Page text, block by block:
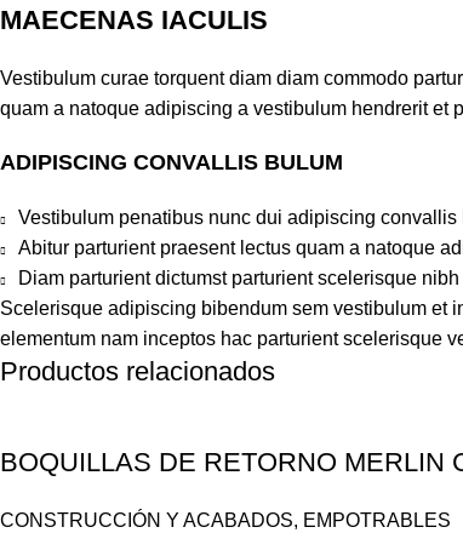
MAECENAS IACULIS
Vestibulum curae torquent diam diam commodo
quam a natoque adipiscing a vestibulum hendrerit et
ADIPISCING CONVALLIS BULUM
Vestibulum penatibus nunc dui adipiscing
Abitur parturient praesent lectus quam a natoque
Diam parturient dictumst parturient scelerisque nibh
Scelerisque adipiscing bibendum sem vestibulum et
elementum nam inceptos hac parturient scelerisque
Productos relacionados
BOQUILLAS DE RETORNO MERLIN
CONSTRUCCIÓN Y ACABADOS, EMPOTRABLES